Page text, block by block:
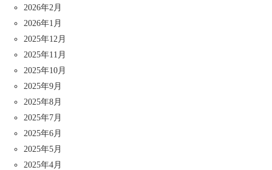
2026年2月
2026年1月
2025年12月
2025年11月
2025年10月
2025年9月
2025年8月
2025年7月
2025年6月
2025年5月
2025年4月